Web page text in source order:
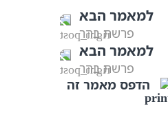
למאמר הבא
פרשת בהר
למאמר הבא
פרשת בהר
הדפס מאמר זה